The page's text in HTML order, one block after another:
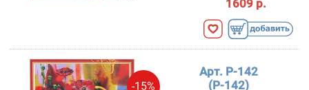
1609 р.
-15%
Арт. P-142
(Р-142)